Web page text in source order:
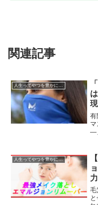
関連記事
現
有
—
人生ってやつを豊かにする情報
毛